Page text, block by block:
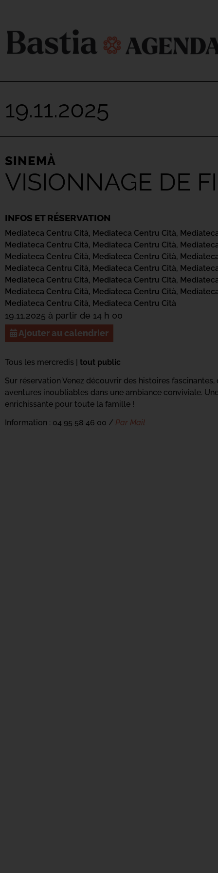
19.11.2025
SINEMÀ
VISIONNAGE DE
INFOS ET RÉSERVATION
Mediateca Centru Cità, Mediateca Centru Cità,
Mediateca Centru Cità, Mediateca Centru Cità,
Mediateca Centru Cità, Mediateca Centru Cità,
Mediateca Centru Cità, Mediateca Centru Cità,
Mediateca Centru Cità, Mediateca Centru Cità,
Mediateca Centru Cità, Mediateca Centru Cità,
Mediateca Centru Cità, Mediateca Centru Cità
19.11.2025 à partir de 14 h 00
Ajouter au calendrier
Tous les mercredis | tout public
Sur réservation Venez découvrir des histoires
aventures inoubliables dans une ambiance conviviale.
enrichissante pour toute la famille !
Information : 04 95 58 46 00 / Par Mail